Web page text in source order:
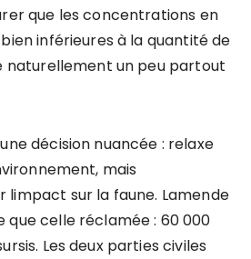
que les concentrations en
inférieures à la quantité de
naturellement un peu partout
décision nuancée : relaxe
mais
sur la faune. Lamende
celle réclamée : 60 000 
Les deux parties civiles